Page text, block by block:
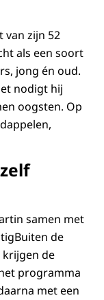
van zijn 52
als een soort
jong én oud.
nodigt hij
oogsten. Op
samen met
de
de
programma
met een